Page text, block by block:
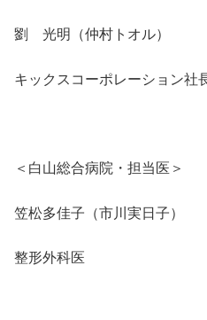
劉 光明（仲村トオル）
キックスコーポレーション社
＜白山総合病院・担当医＞
笠松多佳子（市川実日子）
整形外科医